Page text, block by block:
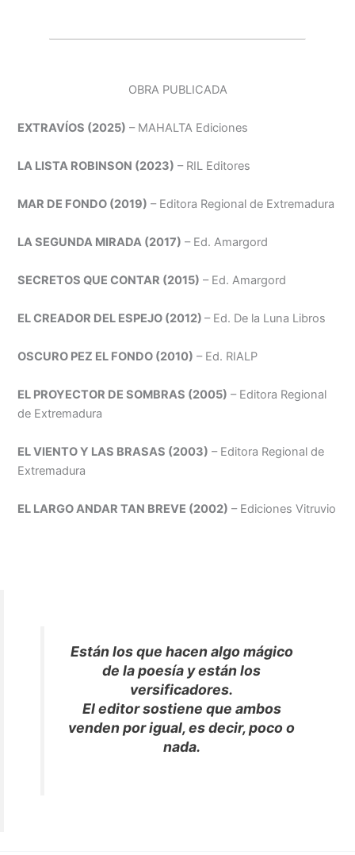
OBRA PUBLICADA
EXTRAVÍOS (2025) – MAHALTA Ediciones
LA LISTA ROBINSON (2023) – RIL Editores
MAR DE FONDO (2019) – Editora Regional de Extremadura
LA SEGUNDA MIRADA (2017) – Ed. Amargord
SECRETOS QUE CONTAR (2015) – Ed. Amargord
EL CREADOR DEL ESPEJO (2012) – Ed. De la Luna Libros
OSCURO PEZ EL FONDO (2010) – Ed. RIALP
EL PROYECTOR DE SOMBRAS (2005) – Editora Regional
de Extremadura
EL VIENTO Y LAS BRASAS (2003) – Editora Regional de
Extremadura
EL LARGO ANDAR TAN BREVE (2002) – Ediciones Vitruvio
Están los que hacen algo mágico
de la poesía y están los
versificadores.
El editor sostiene que ambos
venden por igual, es decir, poco o
nada.